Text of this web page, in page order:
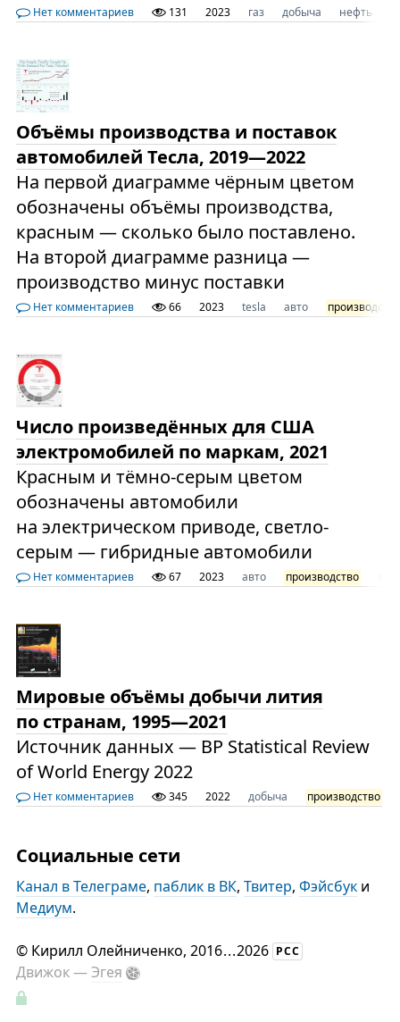
Нет комментариев 131 2023 газ добыча нефть
Объёмы производства и поставок
автомобилей Тесла, 2019—2022
На первой диаграмме чёрным цветом
обозначены объёмы производства,
красным — сколько было поставлено.
На второй диаграмме разница —
производство минус поставки
Нет комментариев 66 2023 tesla авто производство
Число произведённых для США
электромобилей по маркам, 2021
Красным и тёмно-серым цветом
обозначены автомобили
на электрическом приводе, светло-
серым — гибридные автомобили
Нет комментариев 67 2023 авто производство
Мировые объёмы добычи лития
по странам, 1995—2021
Источник данных — BP Statistical Review
of World Energy 2022
Нет комментариев 345 2022 добыча производство
Социальные сети
Канал в Телеграме, паблик в ВК, Твитер, Фэйсбуки
Медиум.
© Кирилл Олейниченко, 2016...2026 РСС
Движок —Эгея